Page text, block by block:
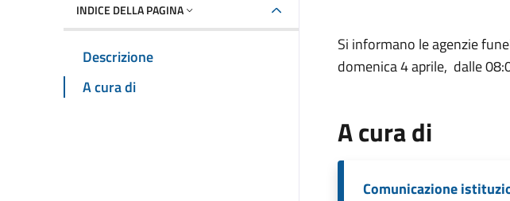
INDICE DELLA PAGINA
Descrizione
A cura di
Si informano le agenzie
domenica 4 aprile, dalle
A cura di
Comunicazione